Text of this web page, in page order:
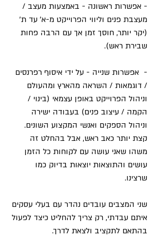
- אפשרות ראשונה - באמצעות מעצב /
מעצבת פנים וליווי הפרוייקט מ-א' עד ת'
(יקר יותר, חוסך זמן אך עם הרבה פחות
שבירת ראש).
-  אפשרות שנייה - על ידי איסוף רפרנסים
/ דוגמאות / השראה מהארץ ומהעולם
וניהול הפרוייקט באופן עצמאי (בינוי /
הקמה / עיצוב פנים) בעבודה ישירה
וניהול הספקים ואנשי המקצוע השונים.
קצת יותר כאב ראש, אבל בהחלט זה
משהו שאני עושה עם לקוחות כל הזמן
עושים והתוצאות יוצאות בדיוק כמו
שרצינו.
שני המצבים עובדים נהדר עם בעלי עסקים
איתם עבדתי, רק צריך להחליט כיצד לפעול
בהתאם לתקציב ולצאת לדרך.